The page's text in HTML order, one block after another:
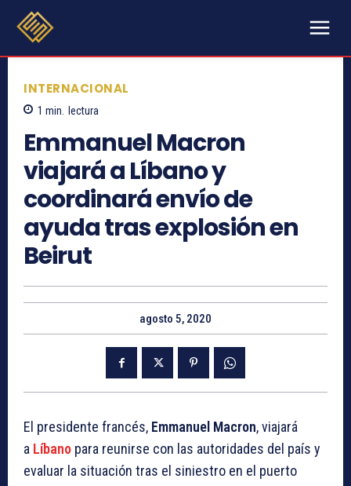
INTERNACIONAL
1 min. lectura
Emmanuel Macron
viajará a Líbano y
coordinará envío de
ayuda tras explosión en
Beirut
agosto 5, 2020
El presidente francés, Emmanuel Macron, viajará
a Líbano para reunirse con las autoridades del país y
evaluar la situación tras el siniestro en el puerto